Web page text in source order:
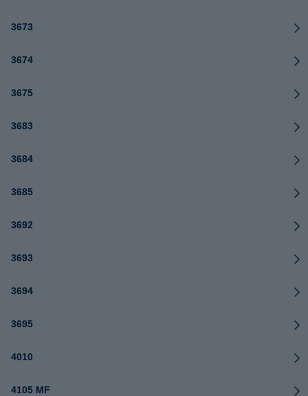
3673
3674
3675
3683
3684
3685
3692
3693
3694
3695
4010
4105 MF